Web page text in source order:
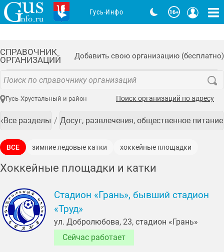
СПРАВОЧНИК
ОРГАНИЗАЦИЙ
Добавить свою организацию (бесплатно)
Гусь-Хрустальный и район Поиск организаций по адресу
Все разделы Досуг, развлечения, общественное питание
ВСЕ зимние ледовые катки хоккейные площадки
Хоккейные площадки и катки
Стадион «Грань», бывший стадион
«Труд»
ул. Добролюбова, 23, стадион «Грань»
Сейчас работает
Гусь-Инфо